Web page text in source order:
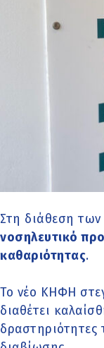
Στη διάθεση
νοσηλευτικό
καθαριότητας.
Το νέο ΚΗΦΗ
διαθέτει